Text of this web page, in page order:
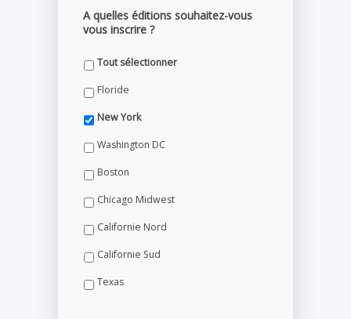
A quelles éditions souhaitez-vous
vous inscrire ?
Tout sélectionner
Floride
New York
Washington DC
Boston
Chicago Midwest
Californie Nord
Californie Sud
Texas